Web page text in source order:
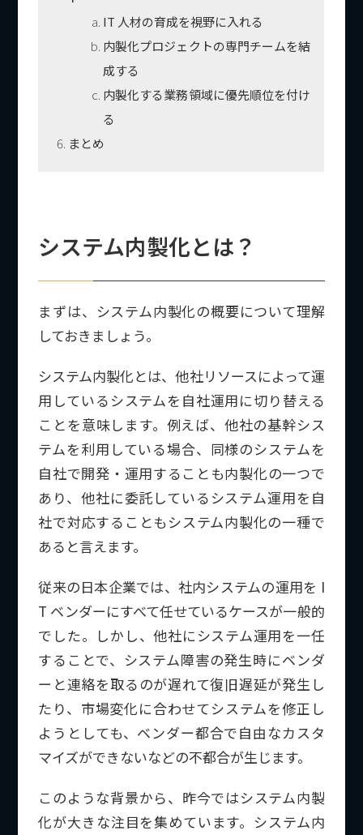
IT 人材の育成を視野に入れる
内製化プロジェクトの専門チームを結
成する
内製化する業務領域に優先順位を付け
る
まとめ
システム内製化とは？
まずは、システム内製化の概要について理解
しておきましょう。
システム内製化とは、他社リソースによって運
用しているシステムを自社運用に切り替える
ことを意味します。例えば、他社の基幹シス
テムを利用している場合、同様のシステムを
自社で開発・運用することも内製化の一つで
あり、他社に委託しているシステム運用を自
社で対応することもシステム内製化の一種で
あると言えます。
従来の日本企業では、社内システムの運用を I
T ベンダーにすべて任せているケースが一般的
でした。しかし、他社にシステム運用を一任
することで、システム障害の発生時にベンダ
ーと連絡を取るのが遅れて復旧遅延が発生し
たり、市場変化に合わせてシステムを修正し
ようとしても、ベンダー都合で自由なカスタ
マイズができないなどの不都合が生じます。
このような背景から、昨今ではシステム内製
化が大きな注目を集めています。システム内